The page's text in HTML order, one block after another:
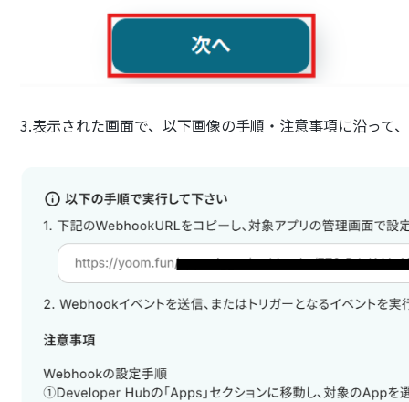
3.表示された画面で、以下画像の手順・注意事項に沿って